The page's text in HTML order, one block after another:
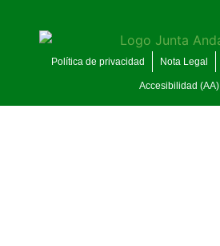
Política de privacidad Nota Legal
Accesibilidad (AA)